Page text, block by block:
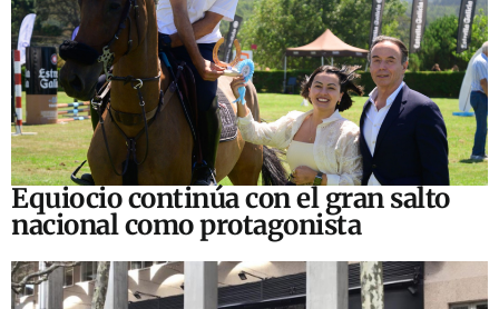
Equiocio continúa con el gran salto
nacional como protagonista